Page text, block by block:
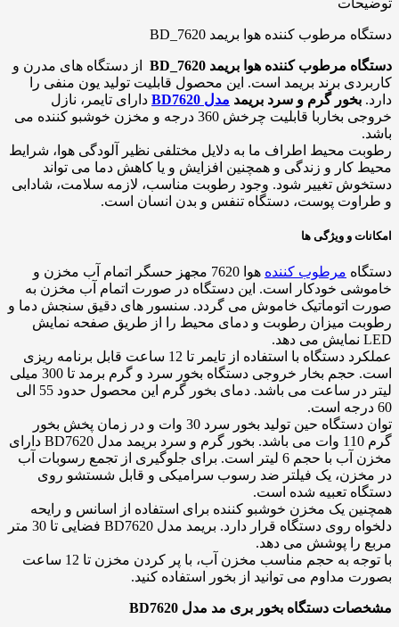
دستگاه مرطوب کننده هوا بریمد BD_7620
دستگاه مرطوب کننده هوا بریمد BD_7620
از دستگاه های مدرن و
کاربردی برند بریمد است. این محصول قابلیت تولید یون منفی را
دارد. بخور گرم و سرد بریمد مدل BD7620
دارای تایمر، نازل
خروجی بخاربا قابلیت چرخش 360 درجه و مخزن خوشبو کننده می
باشد.
رطوبت محیط اطراف ما به دلایل مختلفی نظیر آلودگی هوا، شرایط
محیط کار و زندگی و همچنین افزایش و یا کاهش دما می تواند
دستخوش تغییر شود. وجود رطوبت مناسب، لازمه سلامت، شادابی
و طراوت پوست، دستگاه تنفس و بدن انسان است.
امکانات و ویژگی ها
دستگاه مرطوب کننده
هوا 7620 مجهز حسگر اتمام آب مخزن و
خاموشی خودکار است. این دستگاه در صورت اتمام آب مخزن به
صورت اتوماتیک خاموش می گردد. سنسور های دقیق سنجش دما و
رطوبت میزان رطوبت و دمای محیط را از طریق صفحه نمایش
LED نمایش می دهد.
عملکرد دستگاه با استفاده از تایمر تا 12 ساعت قابل برنامه ریزی
است. حجم بخار خروجی دستگاه بخور سرد و گرم برمد تا 300 میلی
لیتر در ساعت می باشد. دمای بخور گرم این محصول حدود 55 الی
60 درجه است.
توان دستگاه حین تولید بخور سرد 30 وات و در زمان پخش بخور
گرم 110 وات می باشد. بخور گرم و سرد بریمد مدل BD7620 دارای
مخزن آب با حجم 6 لیتر است. برای جلوگیری از تجمع رسوبات آب
در مخزن، یک فیلتر ضد رسوب سرامیکی و قابل شستشو روی
دستگاه تعبیه شده است.
همچنین یک مخزن خوشبو کننده برای استفاده از اسانس و رایحه
دلخواه روی دستگاه قرار دارد. بریمد مدل BD7620 فضایی تا 30 متر
مربع را پوشش می دهد.
با توجه به حجم مناسب مخزن آب، با پر کردن مخزن تا 12 ساعت
بصورت مداوم می توانید از بخور استفاده کنید.
مشخصات دستگاه بخور بری مد مدل BD7620